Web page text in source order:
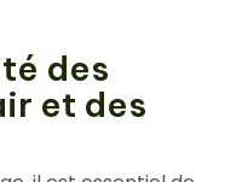
des
et des